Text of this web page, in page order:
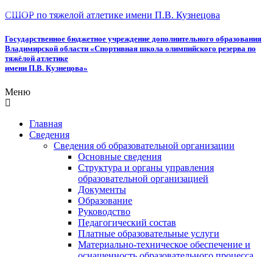
СШОР по тяжелой атлетике имени П.В. Кузнецова
Государственное бюджетное учреждение дополнительного образования
Владимирской области «Спортивная школа олимпийского резерва по
тяжёлой атлетике
имени П.В. Кузнецова»
Меню
Главная
Сведения
Сведения об образовательной организации
Основные сведения
Структура и органы управления
образовательной организацией
Документы
Образование
Руководство
Педагогический состав
Платные образовательные услуги
Материально-техническое обеспечение и